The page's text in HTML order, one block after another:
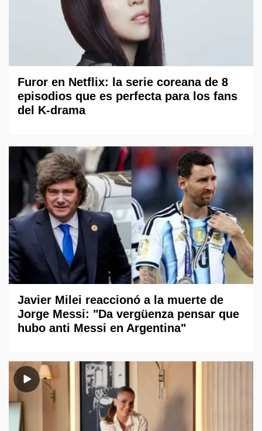
Furor en Netflix: la serie coreana de 8
episodios que es perfecta para los fans
del K-drama
Javier Milei reaccionó a la muerte de
Jorge Messi: "Da vergüenza pensar que
hubo anti Messi en Argentina"